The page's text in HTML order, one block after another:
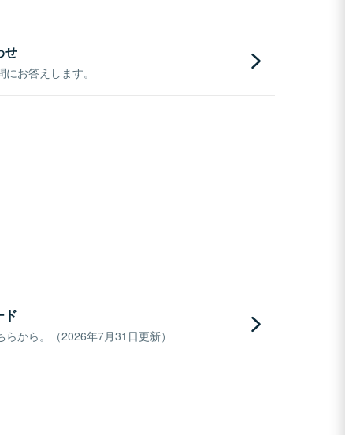
せ
お答えします。
ド
から。（2026年7月31日更新）